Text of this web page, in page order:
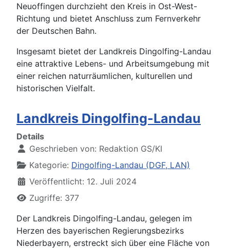
Neuoffingen durchzieht den Kreis in Ost-West-
Richtung und bietet Anschluss zum Fernverkehr
der Deutschen Bahn.
Insgesamt bietet der Landkreis Dingolfing-Landau
eine attraktive Lebens- und Arbeitsumgebung mit
einer reichen naturräumlichen, kulturellen und
historischen Vielfalt.
Landkreis Dingolfing-Landau
Details
Geschrieben von: Redaktion GS/KI
Kategorie: Dingolfing-Landau (DGF, LAN)
Veröffentlicht: 12. Juli 2024
Zugriffe: 377
Der Landkreis Dingolfing-Landau, gelegen im
Herzen des bayerischen Regierungsbezirks
Niederbayern, erstreckt sich über eine Fläche von